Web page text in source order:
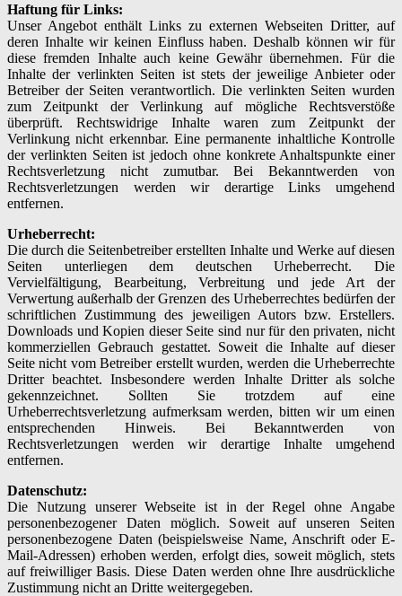
Haftung für Links:
Unser Angebot enthält Links zu externen Webseiten Dritter, auf
deren Inhalte wir keinen Einfluss haben. Deshalb können wir für
diese fremden Inhalte auch keine Gewähr übernehmen. Für die
Inhalte der verlinkten Seiten ist stets der jeweilige Anbieter oder
Betreiber der Seiten verantwortlich. Die verlinkten Seiten wurden
zum Zeitpunkt der Verlinkung auf mögliche Rechtsverstöße
überprüft. Rechtswidrige Inhalte waren zum Zeitpunkt der
Verlinkung nicht erkennbar. Eine permanente inhaltliche Kontrolle
der verlinkten Seiten ist jedoch ohne konkrete Anhaltspunkte einer
Rechtsverletzung nicht zumutbar. Bei Bekanntwerden von
Rechtsverletzungen werden wir derartige Links umgehend
entfernen.
Urheberrecht:
Die durch die Seitenbetreiber erstellten Inhalte und Werke auf diesen
Seiten unterliegen dem deutschen Urheberrecht. Die
Vervielfältigung, Bearbeitung, Verbreitung und jede Art der
Verwertung außerhalb der Grenzen des Urheberrechtes bedürfen der
schriftlichen Zustimmung des jeweiligen Autors bzw. Erstellers.
Downloads und Kopien dieser Seite sind nur für den privaten, nicht
kommerziellen Gebrauch gestattet. Soweit die Inhalte auf dieser
Seite nicht vom Betreiber erstellt wurden, werden die Urheberrechte
Dritter beachtet. Insbesondere werden Inhalte Dritter als solche
gekennzeichnet. Sollten Sie trotzdem auf eine
Urheberrechtsverletzung aufmerksam werden, bitten wir um einen
entsprechenden Hinweis. Bei Bekanntwerden von
Rechtsverletzungen werden wir derartige Inhalte umgehend
entfernen.
Datenschutz:
Die Nutzung unserer Webseite ist in der Regel ohne Angabe
personenbezogener Daten möglich. Soweit auf unseren Seiten
personenbezogene Daten (beispielsweise Name, Anschrift oder E-
Mail-Adressen) erhoben werden, erfolgt dies, soweit möglich, stets
auf freiwilliger Basis. Diese Daten werden ohne Ihre ausdrückliche
Zustimmung nicht an Dritte weitergegeben.